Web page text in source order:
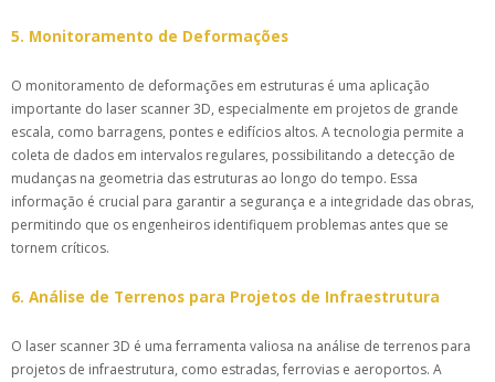
5. Monitoramento de Deformações
O monitoramento de deformações em estruturas é uma aplicação
importante do laser scanner 3D, especialmente em projetos de grande
escala, como barragens, pontes e edifícios altos. A tecnologia permite a
coleta de dados em intervalos regulares, possibilitando a detecção de
mudanças na geometria das estruturas ao longo do tempo. Essa
informação é crucial para garantir a segurança e a integridade das obras,
permitindo que os engenheiros identifiquem problemas antes que se
tornem críticos.
6. Análise de Terrenos para Projetos de Infraestrutura
O laser scanner 3D é uma ferramenta valiosa na análise de terrenos para
projetos de infraestrutura, como estradas, ferrovias e aeroportos. A